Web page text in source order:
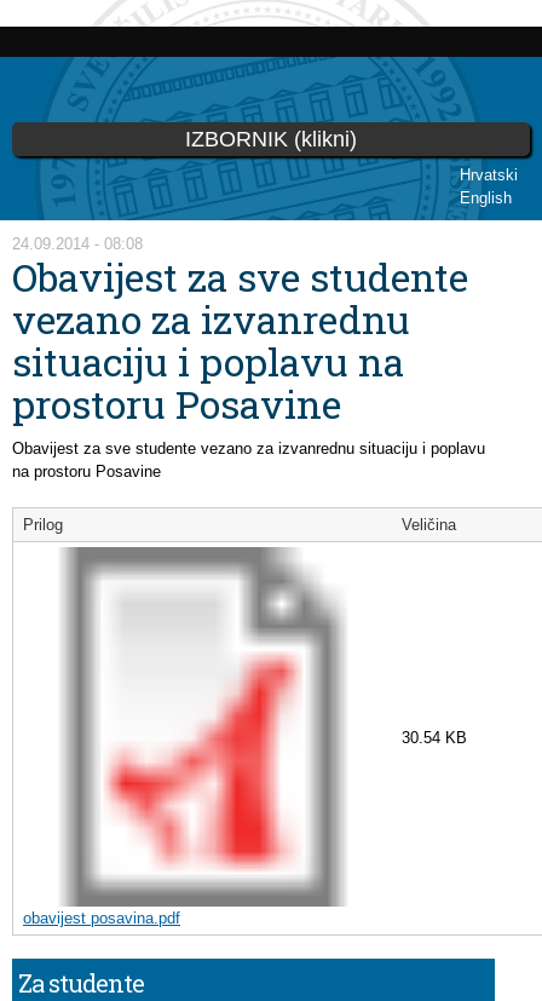
Skoči
glavni
sadržaj
Hrvatski
English
IZBORNIK (klikni)
Vi ste ovdje
24.09.2014 - 08:08
Obavijest za sve studente
vezano za izvanrednu
situaciju i poplavu na
prostoru Posavine
Obavijest za sve studente vezano za izvanrednu situaciju i poplavu
na prostoru Posavine
Prilog Veličina
obavijest posavina.pdf
30.54 KB
Za studente